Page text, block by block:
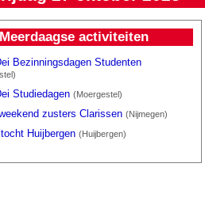
Meerdaagse activiteiten
Bezinningsdagen Studenten
Studiedagen (Moergestel)
zusters Clarissen (Nijmegen)
Huijbergen (Huijbergen)